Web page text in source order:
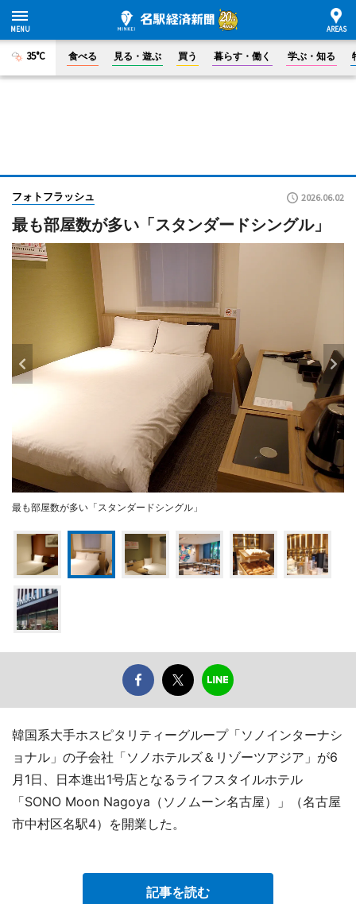
35°C 食べる 見る・遊ぶ 買う 暮らす・働く 学ぶ・知る
フォトフラッシュ 2026.06.02
最も部屋数が多い「スタンダードシングル」
最も部屋数が多い「スタンダードシングル」
韓国系大手ホスピタリティーグループ「ソノインターナシ
ョナル」の子会社「ソノホテルズ＆リゾーツアジア」が6
月1日、日本進出1号店となるライフスタイルホテル
「SONO Moon Nagoya（ソノムーン名古屋）」（名古屋
市中村区名駅4）を開業した。
記事を読む